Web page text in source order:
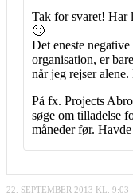
Tak for svaret!
🙂
Det eneste
organisation, er
når jeg rejser
På fx. Projects
søge om tilladelse
måneder før.
22. SEPTEMBER 2013 KL. 9:03